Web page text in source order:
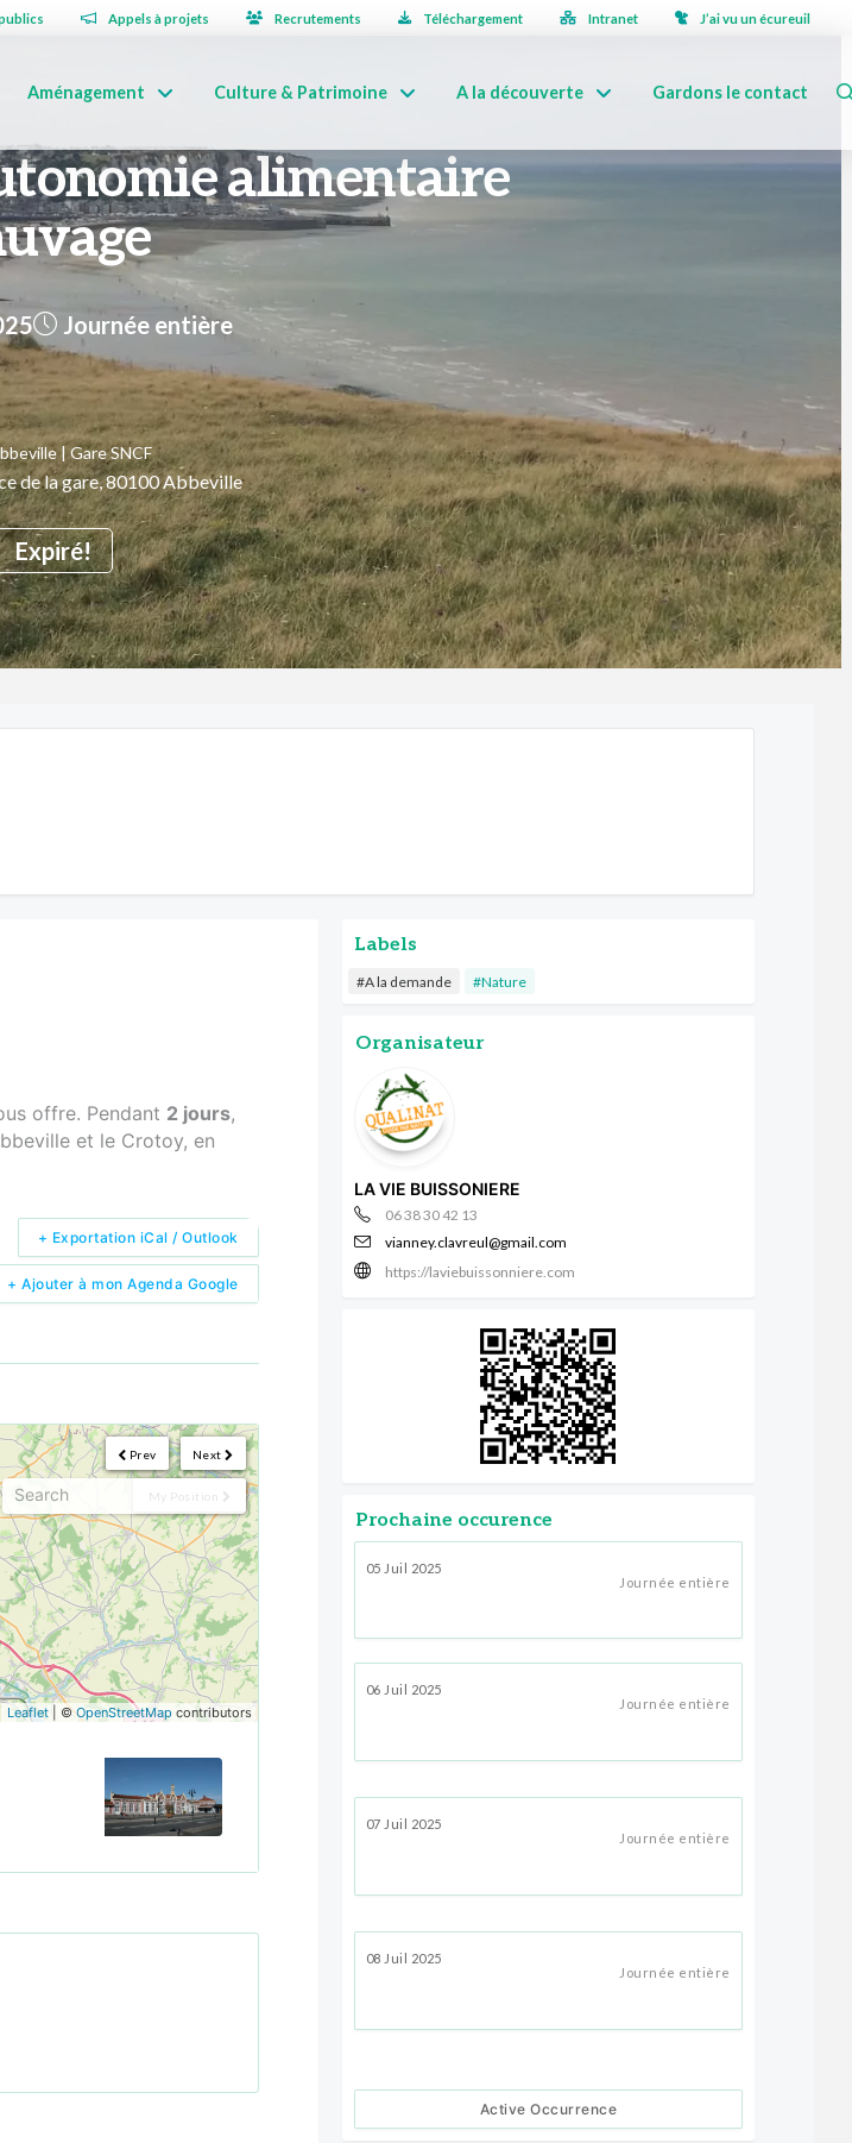
Appels à projets Recrutements Téléchargement Intranet J’ai vu un écureuil
Aménagement Culture & Patrimoine A la découverte Gardons le contact
alimentaire
Expiré!
Journée entière
| Gare SNCF
de la gare, 80100 Abbeville
offre. Pendant 2 jours,
et le Crotoy, en
+ Ajouter à mon Agenda Google
+ Exportation iCal / Outlook
Next
Prev
My Position
Leaflet| ©OpenStreetMap contributors
Labels
#A la demande #Nature
Organisateur
LA VIE BUISSONIERE
06 38 30 42 13
vianney.clavreul@gmail.com
https://laviebuissonniere.com
Prochaine occurence
05 Juil 2025
Journée entière
06 Juil 2025
Journée entière
07 Juil 2025
Journée entière
08 Juil 2025
Journée entière
Active Occurrence